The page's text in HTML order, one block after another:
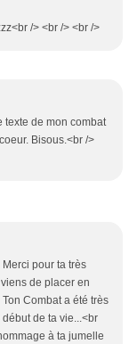
/> <br /> <br />
texte de mon combat
Bisous.<br />
pour ta très
de placer en
Combat a été très
de ta vie...<br
à ta jumelle